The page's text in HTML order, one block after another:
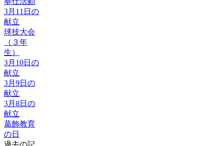
3月11日の
献立
球技大会
（３年
生）
3月10日の
献立
3月9日の
献立
3月8日の
献立
葛飾教育
の日
過去の記